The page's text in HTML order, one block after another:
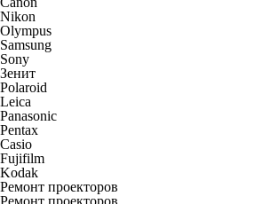
Nikon
Olympus
Samsung
Sony
Зенит
Polaroid
Leica
Panasonic
Pentax
Casio
Fujifilm
Kodak
Ремонт проекторов
Ремонт проекторов